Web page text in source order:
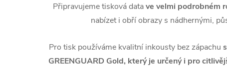
Připravujeme tisková datave velmi podrobném
nabízet i obří obrazy s nádhernými,
Pro tisk používáme kvalitní inkousty bez zápachu
GREENGUARD Gold, který je určený i pro